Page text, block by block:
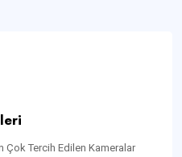
Çok Tercih Edilen Kameralar